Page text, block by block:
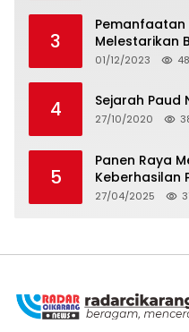
3
Pemanfaatan
Melestarikan
01/12/2023
4 Sejarah Paud
27/10/2020
5
Panen Raya
Keberhasilan
Kabupaten
27/04/2025